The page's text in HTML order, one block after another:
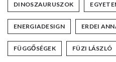
DINOSZAURUSZOK
ENERGIADESIGN ERDEI
FÜGGŐSÉGEK FÜZI LÁSZLÓ